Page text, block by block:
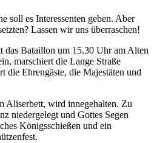
soll es Interessenten geben. Aber
Lassen wir uns überraschen!
das Bataillon um 15.30 Uhr am Alten
marschiert die Lange Straße
die Ehrengäste, die Majestäten und
Aliserbett, wird innegehalten. Zu
niedergelegt und Gottes Segen
Königsschießen und ein